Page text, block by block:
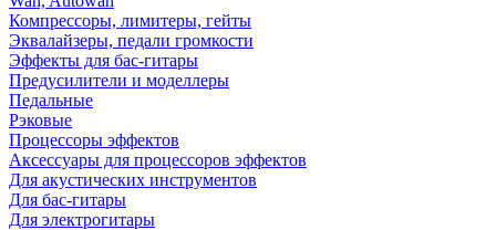
Компрессоры, лимитеры, гейты
Эквалайзеры, педали громкости
Эффекты для бас-гитары
Предусилители и моделлеры
Педальные
Рэковые
Процессоры эффектов
Аксессуары для процессоров эффектов
Для акустических инструментов
Для бас-гитары
Для электрогитары